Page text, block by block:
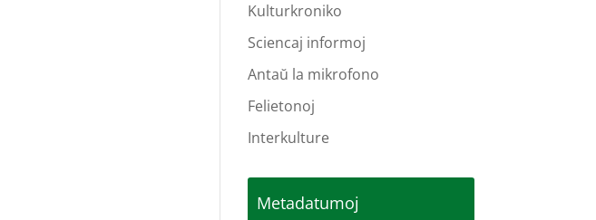
Kulturkroniko
Sciencaj informoj
Antaŭ la mikrofono
Felietonoj
Interkulture
Metadatumoj